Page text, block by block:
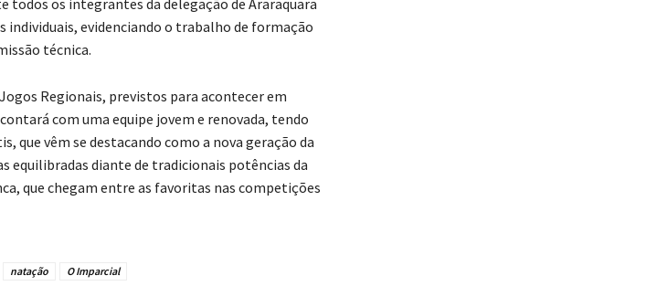
evidenciando o trabalho de formação
técnica.
Regionais, previstos para acontecer em
com uma equipe jovem e renovada, tendo
que vêm se destacando como a nova geração da
equilibradas diante de tradicionais potências da
que chegam entre as favoritas nas competições
natação O Imparcial